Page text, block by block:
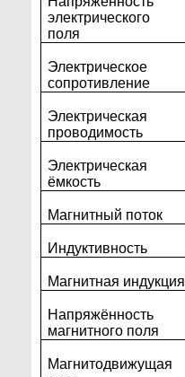
электрического
поля
Электрическое
сопротивление
Электрическая
проводимость
Электрическая
ёмкость
Магнитный поток
Индуктивность
Магнитная индукция
Напряжённость
магнитного поля
Магнитодвижущая